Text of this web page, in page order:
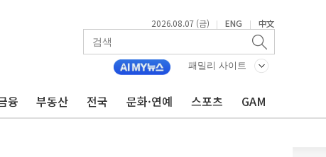
2026.08.07 (금) | ENG | 中文
패밀리 사이트
융 부동산 전국 문화·연예 스포츠 GAM
로 4중 추돌…1명 심정지·5명 부상
진화 중...진화헬기 3대 투입